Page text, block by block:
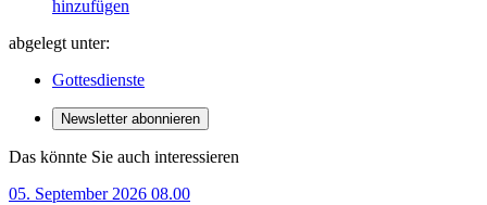
hinzufügen
abgelegt unter:
Gottesdienste
Newsletter abonnieren
Das könnte Sie auch interessieren
05. September 2026 08.00